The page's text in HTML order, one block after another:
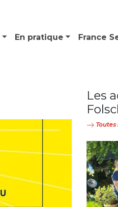
En pratique France
Les